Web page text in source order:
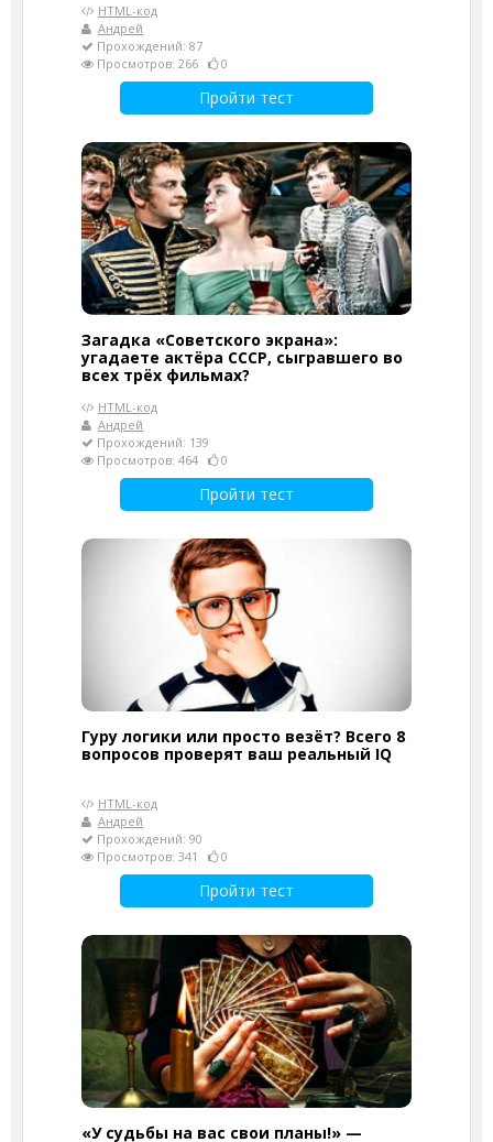
HTML-код
Андрей
Прохождений: 87
Просмотров: 266
0
Пройти тест
Загадка «Советского экрана»:
угадаете актёра СССР, сыгравшего во
всех трёх фильмах?
HTML-код
Андрей
Прохождений: 139
Просмотров: 464
0
Пройти тест
Гуру логики или просто везёт? Всего 8
вопросов проверят ваш реальный IQ
HTML-код
Андрей
Прохождений: 90
Просмотров: 341
0
Пройти тест
«У судьбы на вас свои планы!» —